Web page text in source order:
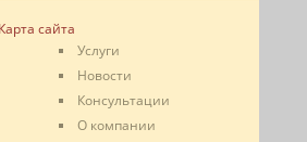
Карта сайта
Услуги
Новости
Консультации
О компании